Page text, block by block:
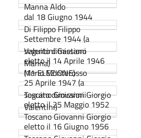
Manna Aldo
dal 18 Giugno 1944
Di Filippo Filippo
Settembre 1944 (a
seguito dimissioni
Manna)
Valentini Gaetano
eletto il 14 Aprile 1946
(1^ ELEZIONE)
Mario Monterosso
25 Aprile 1947 (a
seguito dimissioni
Valentini)
Toscano Giovanni Giorgio
eletto il 25 Maggio 1952
Toscano Giovanni Giorgio
eletto il 16 Giugno 1956